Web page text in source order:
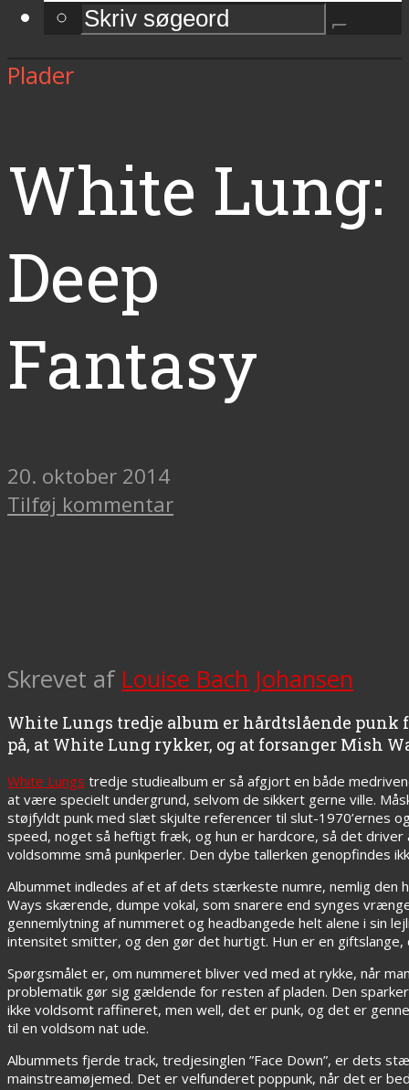
Plader
White Lung:
Deep
Fantasy
20. oktober 2014
Tilføj kommentar
Skrevet af Louise Bach Johansen
White Lungs tredje album er hårdtslående
på, at White Lung rykker, og at forsanger Mish
White Lungs tredje studiealbum er så afgjort en både
at være specielt undergrund, selvom de sikkert gerne ville.
støjfyldt punk med slæt skjulte referencer til slut-1970’ernes
speed, noget så heftigt fræk, og hun er hardcore, så det
voldsomme små punkperler. Den dybe tallerken genopfindes
Albummet indledes af et af dets stærkeste numre, nemlig den
Ways skærende, dumpe vokal, som snarere end synges
gennemlytning af nummeret og headbangede helt alene i sin
intensitet smitter, og den gør det hurtigt. Hun er en
Spørgsmålet er, om nummeret bliver ved med at rykke, når
problematik gør sig gældende for resten af pladen. Den
ikke voldsomt raffineret, men well, det er punk, og det er
til en voldsom nat ude.
Albummets fjerde track, tredjesinglen ”Face Down”, er dets
mainstreamøjemed. Det er velfunderet poppunk, når det er